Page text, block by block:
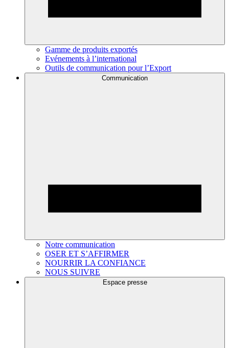
Gamme de produits exportés
Evénements à l’international
Outils de communication pour l’Export
Communication
Notre communication
OSER ET S’AFFIRMER
NOURRIR LA CONFIANCE
NOUS SUIVRE
Espace presse